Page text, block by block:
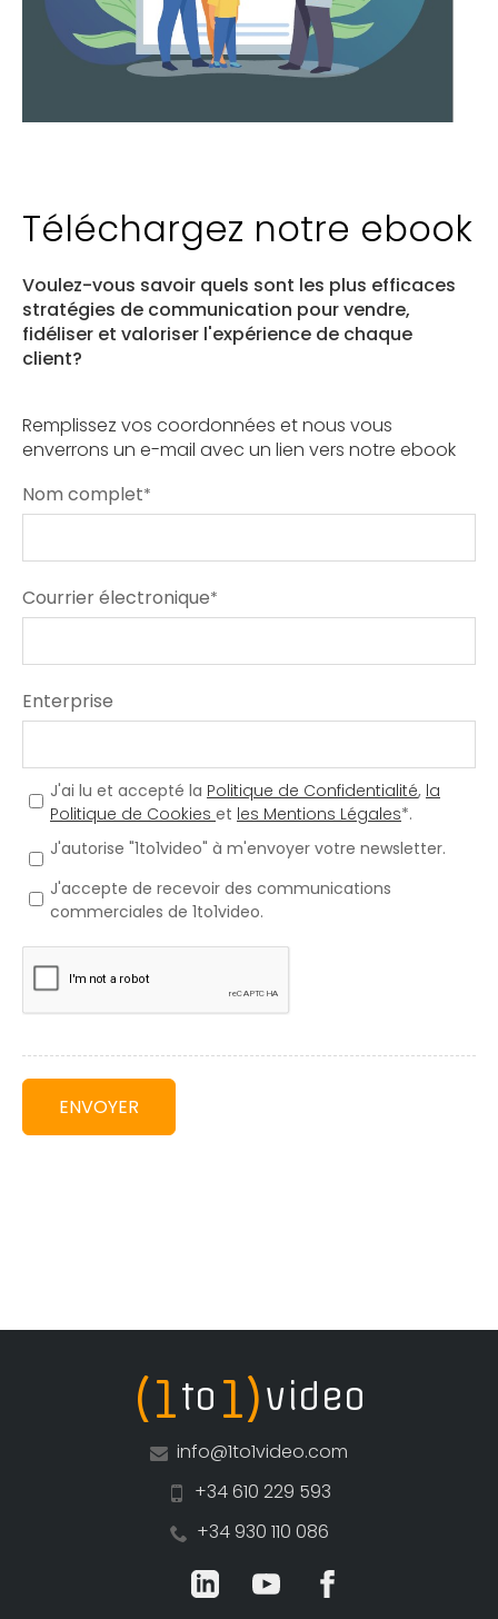
Téléchargez notre ebook
Voulez-vous savoir quels sont les plus efficaces
stratégies de communication pour vendre,
fidéliser et valoriser l'expérience de chaque
client?
Remplissez vos coordonnées et nous vous
enverrons un e-mail avec un lien vers notre ebook
Nom complet*
Courrier électronique*
Enterprise
J'ai lu et accepté la Politique de Confidentialité, la
Politique de Cookies et les Mentions Légales*.
J'autorise "1to1video" à m'envoyer votre newsletter.
J'accepte de recevoir des communications
commerciales de 1to1video.
ENVOYER
(1to 1)video
info@1to1video.com
+34 610 229 593
+34 930 110 086